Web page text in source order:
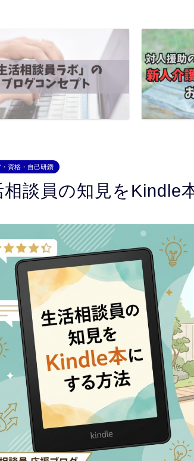
・資格・自己研鑽
相談員の知見をKindle